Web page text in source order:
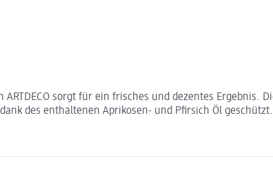
ARTDECO sorgt für ein frisches und dezentes
des enthaltenen Aprikosen- und Pfirsich Öl geschützt.